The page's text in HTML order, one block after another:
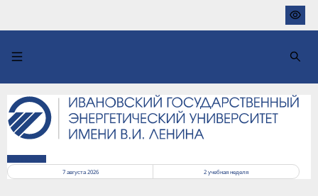
основному
7 августа 2026
2учебная неделя